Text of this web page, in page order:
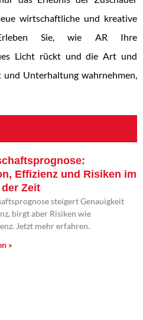
wirtschaftliche und kreative
Sie, wie AR Ihre
Licht rückt und die Art und
und Unterhaltung wahrnehmen,
Effizienz und Risiken im
Zeit
steigert Genauigkeit
birgt aber Risiken wie
Jetzt mehr erfahren.
»